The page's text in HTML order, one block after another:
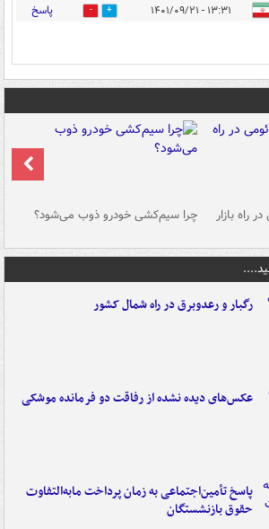
۱۳:۳۱ - ۱۴۰۱/۰۹/۲۱ 1 پاسخ
راه بازار چرا سیم‌کشی خودرو ذوب می‌شود؟
رگبار و رعدوبرق در راه شمال کشور
عکس‌های دیده نشده از رفاقت دو فرمانده‌ موشکی
پاسخ تأمین‌اجتماعی به زمان پرداخت مابه‌التفاوت
حقوق بازنشستگان